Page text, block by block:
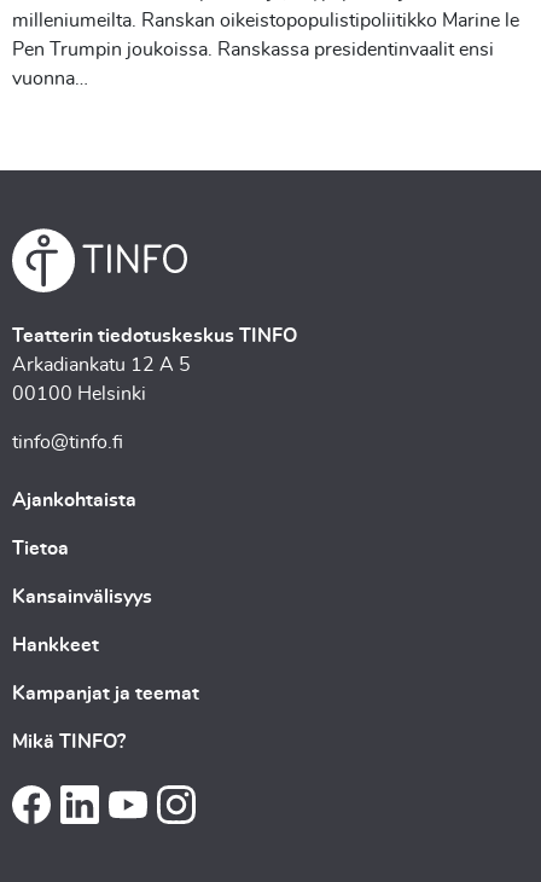
milleniumeilta. Ranskan oikeistopopulistipoliitikko Marine le
Pen Trumpin joukoissa. Ranskassa presidentinvaalit ensi
vuonna…
Teatterin tiedotuskeskus TINFO
Arkadiankatu 12 A 5
00100 Helsinki
tinfo@tinfo.fi
Ajankohtaista
Tietoa
Kansainvälisyys
Hankkeet
Kampanjat ja teemat
Mikä TINFO?